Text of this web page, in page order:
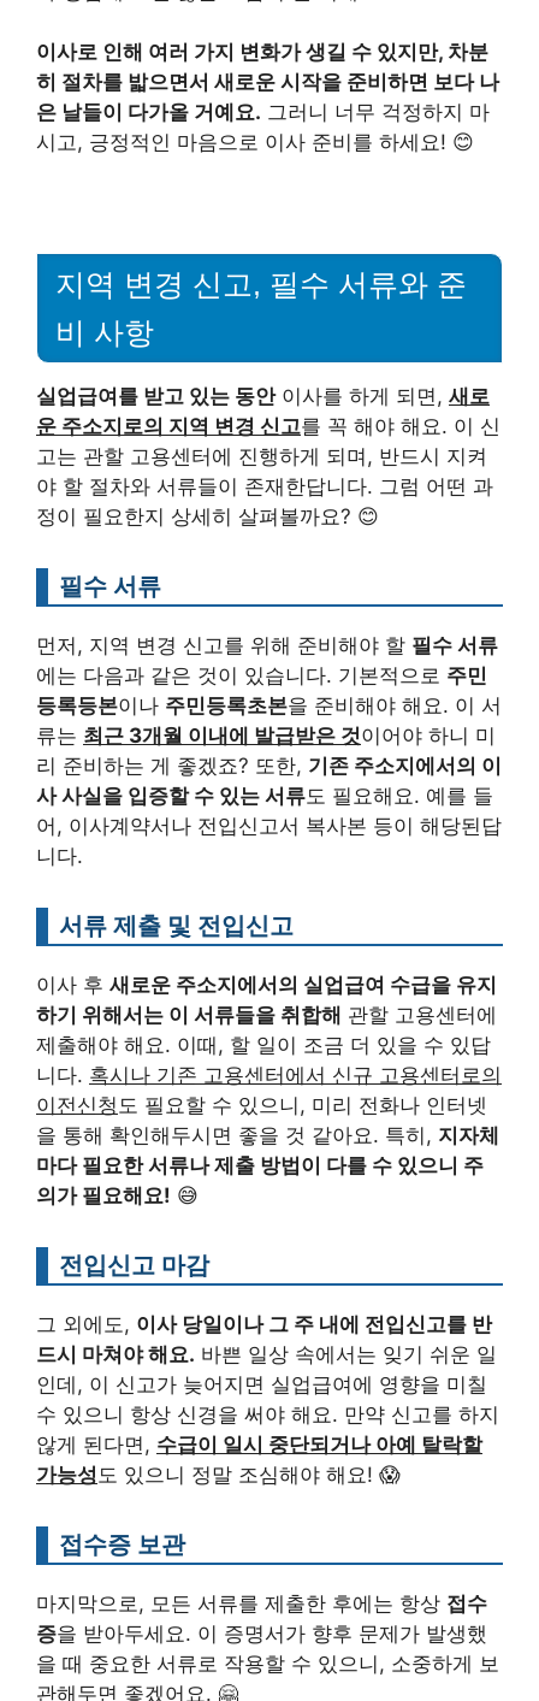
이사로 인해 여러 가지 변화가 생길 수 있지만, 차분
히 절차를 밟으면서 새로운 시작을 준비하면 보다 나
은 날들이 다가올 거예요. 그러니 너무 걱정하지 마
시고, 긍정적인 마음으로 이사 준비를 하세요! 😊
지역 변경 신고, 필수 서류와 준
비 사항
실업급여를 받고 있는 동안이사를 하게 되면, 새로
운 주소지로의 지역 변경 신고를 꼭 해야 해요. 이 신
고는 관할 고용센터에 진행하게 되며, 반드시 지켜
야 할 절차와 서류들이 존재한답니다. 그럼 어떤 과
정이 필요한지 상세히 살펴볼까요? 😊
필수 서류
먼저, 지역 변경 신고를 위해 준비해야 할 필수 서류
에는 다음과 같은 것이 있습니다. 기본적으로 주민
등록등본이나 주민등록초본을 준비해야 해요. 이 서
류는 최근 3개월 이내에 발급받은 것이어야 하니 미
리 준비하는 게 좋겠죠? 또한, 기존 주소지에서의 이
사 사실을 입증할 수 있는 서류도 필요해요. 예를 들
어, 이사계약서나 전입신고서 복사본 등이 해당된답
니다.
서류 제출 및 전입신고
이사 후 새로운 주소지에서의 실업급여 수급을 유지
하기 위해서는 이 서류들을 취합해 관할 고용센터에
제출해야 해요. 이때, 할 일이 조금 더 있을 수 있답
니다. 혹시나 기존 고용센터에서 신규 고용센터로의
이전신청도 필요할 수 있으니, 미리 전화나 인터넷
을 통해 확인해두시면 좋을 것 같아요. 특히, 지자체
마다 필요한 서류나 제출 방법이 다를 수 있으니 주
의가 필요해요! 😅
전입신고 마감
그 외에도, 이사 당일이나 그 주 내에 전입신고를 반
드시 마쳐야 해요. 바쁜 일상 속에서는 잊기 쉬운 일
인데, 이 신고가 늦어지면 실업급여에 영향을 미칠
수 있으니 항상 신경을 써야 해요. 만약 신고를 하지
않게 된다면, 수급이 일시 중단되거나 아예 탈락할
가능성도 있으니 정말 조심해야 해요! 😱
접수증 보관
마지막으로, 모든 서류를 제출한 후에는 항상 접수
증을 받아두세요. 이 증명서가 향후 문제가 발생했
을 때 중요한 서류로 작용할 수 있으니, 소중하게 보
관해두면 좋겠어요. 🤗